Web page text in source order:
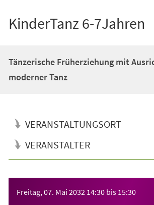
KinderTanz 6-7Jahren
Tänzerische Früherziehung mit
moderner Tanz
VERANSTALTUNGSORT
VERANSTALTER
Freitag, 07. Mai 2032 14:30 bis 15:30